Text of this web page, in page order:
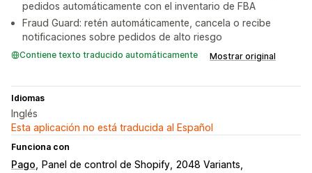
pedidos automáticamente con el inventario de FBA
Fraud Guard: retén automáticamente, cancela o recibe
notificaciones sobre pedidos de alto riesgo
Contiene texto traducido automáticamente Mostrar original
Idiomas
Inglés
Esta aplicación no está traducida al Español
Funciona con
Pago Panel de control de Shopify 2048 Variants